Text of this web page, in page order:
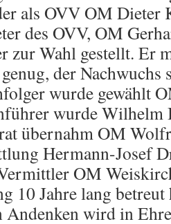
als OVV OM Dieter
des OVV, OM
zur Wahl gestellt. Er
der Nachwuchs
wurde gewählt
wurde Wilhelm
übernahm OM
Hermann-Josef
OM
10 Jahre lang
Andenken wird in